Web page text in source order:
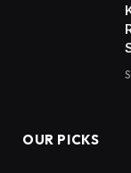
OUR PICKS